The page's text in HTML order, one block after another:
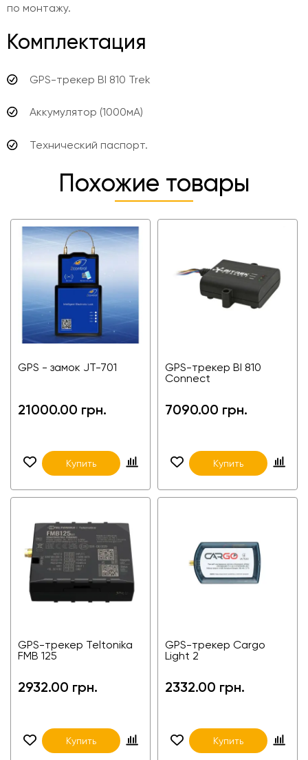
по монтажу.
Комплектация
GPS-трекер BI 810 Trek
Аккумулятор (1000мА)
Технический паспорт.
Похожие товары
GPS - замок JT-701
21000.00 грн.
Купить
GPS-трекер BI 810
Connect
7090.00 грн.
Купить
GPS-трекер Teltonika
FMB 125
2932.00 грн.
Купить
GPS-трекер Cargo
Light 2
2332.00 грн.
Купить